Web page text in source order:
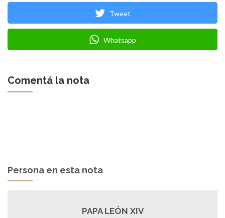
Tweet
Whatsapp
Comentá la nota
Persona en esta nota
PAPA LEÓN XIV